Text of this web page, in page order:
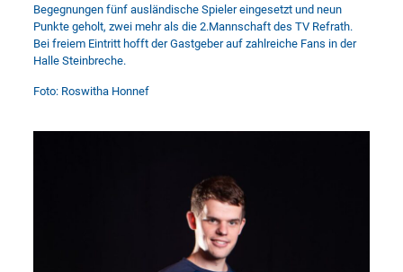
Begegnungen fünf ausländische Spieler eingesetzt und neun
Punkte geholt, zwei mehr als die 2.Mannschaft des TV Refrath.
Bei freiem Eintritt hofft der Gastgeber auf zahlreiche Fans in der
Halle Steinbreche.
Foto: Roswitha Honnef